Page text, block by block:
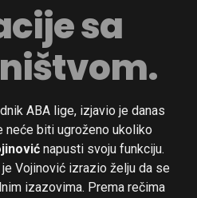
sa
ABA lige, izjavio je danas
neće biti ugroženo ukoliko
napusti svoju funkciju.
Vojinović izrazio želju da se
izazovima. Prema rečima